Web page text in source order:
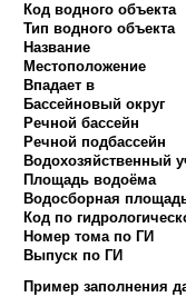
Код водного объекта
Тип водного объекта
Название
Местоположение
Впадает в
Бассейновый округ
Речной бассейн
Речной подбассейн
Водохозяйственный
Площадь водоёма
Водосборная
Код по
Номер тома по ГИ
Выпуск по ГИ
Пример заполнения